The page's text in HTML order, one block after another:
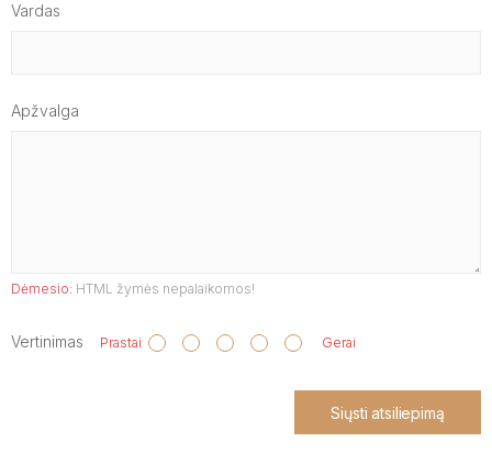
Vardas
Apžvalga
Dėmesio: HTML žymės nepalaikomos!
Vertinimas Prastai Gerai
Siųsti atsiliepimą